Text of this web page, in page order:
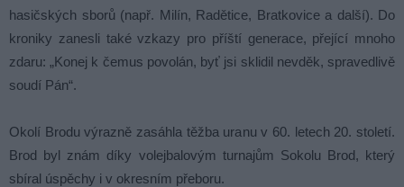
hasičských sborů (např. Milín, Radětice, Bratkovice a další). Do
kroniky zanesli také vzkazy pro příští generace, přející mnoho
zdaru: „Konej k čemus povolán, byť jsi sklidil nevděk, spravedlivě
soudí Pán“.
Okolí Brodu výrazně zasáhla těžba uranu v 60. letech 20. století.
Brod byl znám díky volejbalovým turnajům Sokolu Brod, který
sbíral úspěchy i v okresním přeboru.